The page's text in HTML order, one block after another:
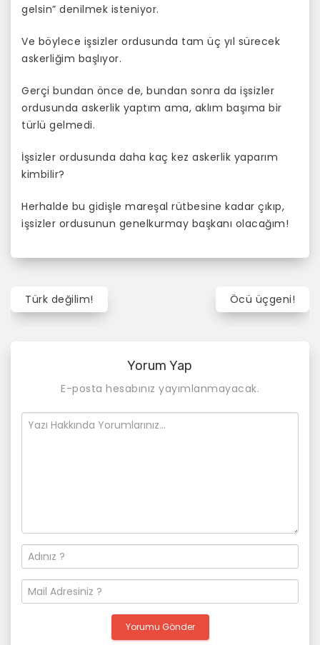
gelsin” denilmek isteniyor.
Ve böylece işsizler ordusunda tam üç yıl sürecek
askerliğim başlıyor.
Gerçi bundan önce de, bundan sonra da işsizler
ordusunda askerlik yaptım ama, aklım başıma bir
türlü gelmedi.
İşsizler ordusunda daha kaç kez askerlik yaparım
kimbilir?
Herhalde bu gidişle mareşal rütbesine kadar çıkıp,
işsizler ordusunun genelkurmay başkanı olacağım!
Y
d
m
Türk değilim! Öcü üçgeni!
Yorum Yap
E-posta hesabınız yayımlanmayacak.